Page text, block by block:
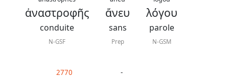
ἀναστροφῆς
conduite
N-GSF
ἄνευ
sans
Prep
λόγου
parole
N-GSM
2770 -